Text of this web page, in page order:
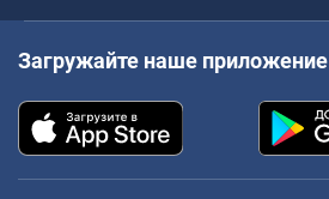
Загружайте наше приложение